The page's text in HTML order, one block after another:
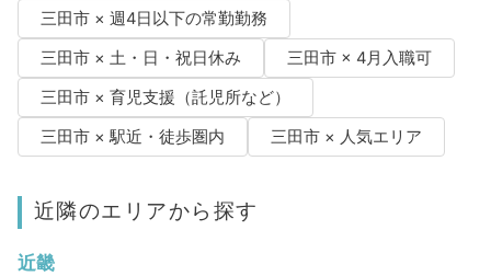
三田市 × 週4日以下の常勤勤務
三田市 × 土・日・祝日休み
三田市 × 4月入職可
三田市 × 育児支援（託児所など）
三田市 × 駅近・徒歩圏内
三田市 × 人気エリア
近隣のエリアから探す
近畿